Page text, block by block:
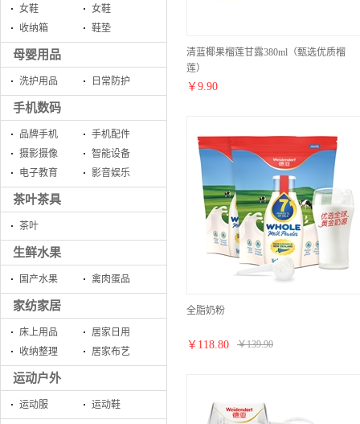
女鞋
女鞋
收纳箱
鞋垫
母婴用品
洗护用品 日常防护
手机数码
品牌手机
手机配件
摄影摄像
智能设备
电子教育
影音娱乐
茶叶茶具
茶叶
生鲜水果
国产水果 禽肉蛋品
家纺家居
床上用品
居家日用
收纳整理
居家布艺
运动户外
运动服 运动鞋
清蓝椰果榴莲甘露380ml（甄选优质榴
莲）
￥ 9.90
全脂奶粉
￥ 118.80 ￥139.90